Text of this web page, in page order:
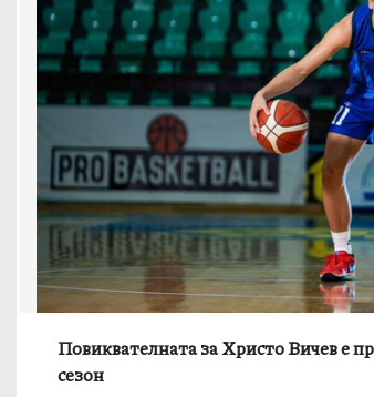
Повиквателната за Христо Вичев е
сезон